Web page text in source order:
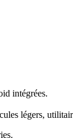
intégrées.
légers,